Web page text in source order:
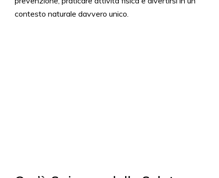
contesto naturale davvero unico.